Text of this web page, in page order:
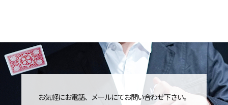
お気軽にお電話、メールにてお問い合わせ下さい。